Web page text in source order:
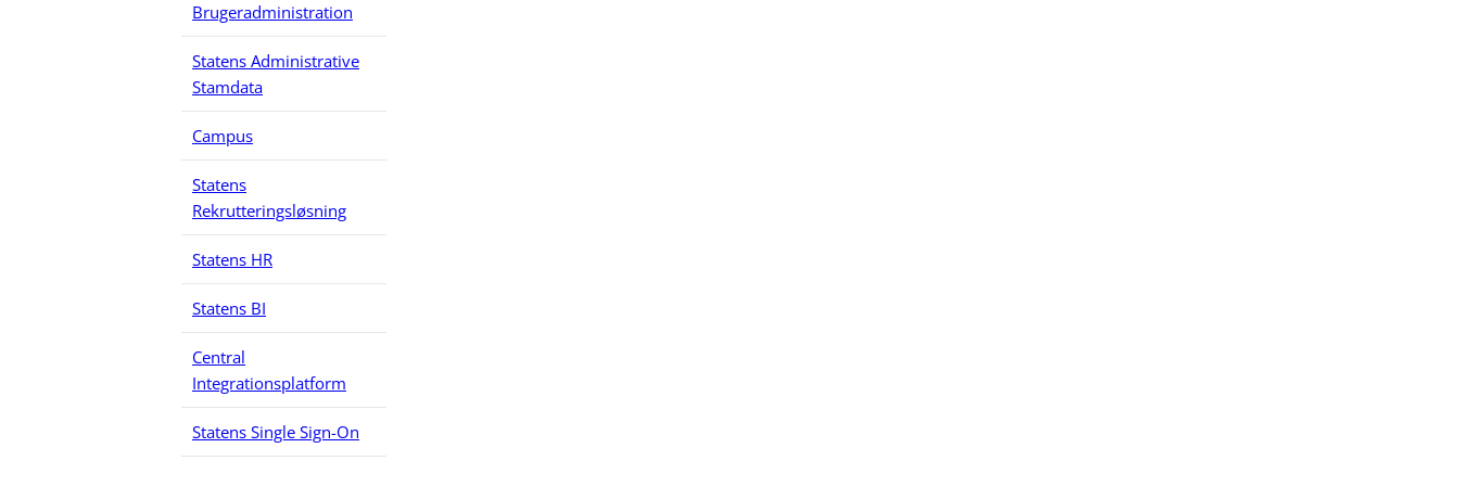
Brugeradministration
Statens Administrative
Stamdata
Campus
Statens
Rekrutteringsløsning
Statens HR
Statens BI
Central
Integrationsplatform
Statens Single Sign-On